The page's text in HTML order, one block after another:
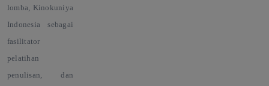
lomba, Kinokuniya
Indonesia sebagai
fasilitator
pelatihan
penulisan, dan